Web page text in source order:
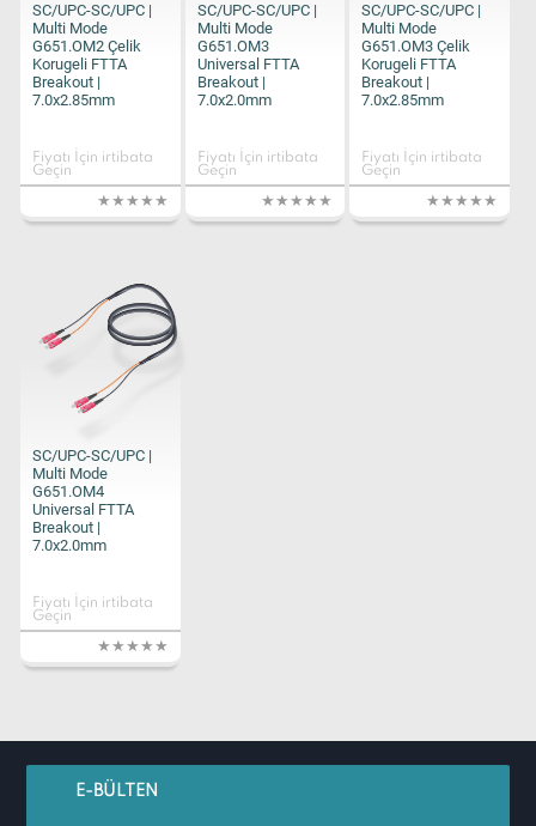
SC/UPC-SC/UPC |
Multi Mode
G651.OM2 Çelik
Korugeli FTTA
Breakout |
7.0x2.85mm
Fiyatı İçin irtibata
Geçin
SC/UPC-SC/UPC |
Multi Mode
G651.OM3
Universal FTTA
Breakout |
7.0x2.0mm
Fiyatı İçin irtibata
Geçin
SC/UPC-SC/UPC |
Multi Mode
G651.OM3 Çelik
Korugeli FTTA
Breakout |
7.0x2.85mm
Fiyatı İçin irtibata
Geçin
SC/UPC-SC/UPC |
Multi Mode
G651.OM4
Universal FTTA
Breakout |
7.0x2.0mm
Fiyatı İçin irtibata
Geçin
E-BÜLTEN